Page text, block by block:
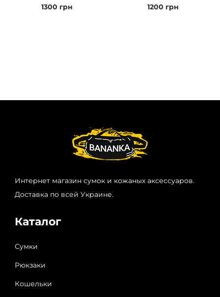
1300 грн 1200 грн
Интернет магазин сумок и кожаных аксессуаров.
Доставка по всей Украине.
Каталог
Сумки
Рюкзаки
Кошельки